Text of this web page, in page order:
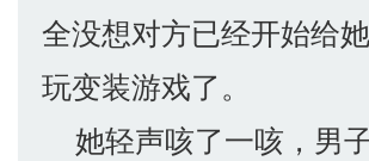
全没想对方已经开始给
玩变装游戏了。
她轻声咳了一咳，男